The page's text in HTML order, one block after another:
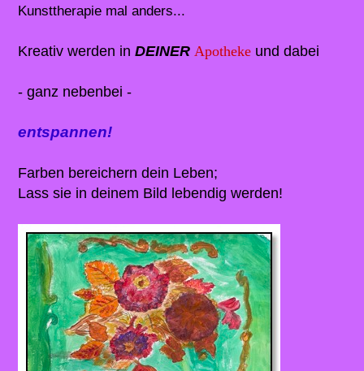
Kunsttherapie mal anders...
Kreativ werden inDEINER Apotheke und dabei
- ganz nebenbei -
entspannen!
Farben bereichern dein Leben;
Lass sie in deinem Bild lebendig werden!